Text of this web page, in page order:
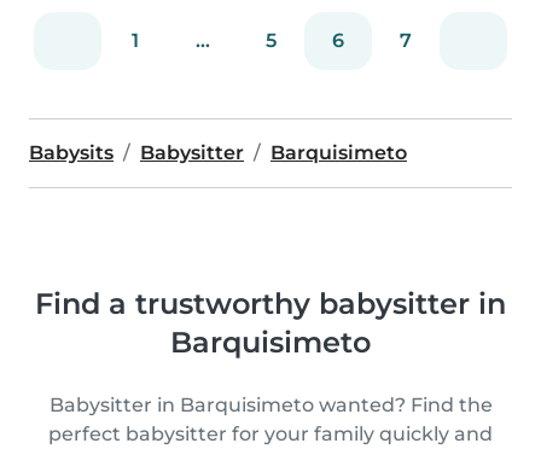
1 ... 5 6 7
Babysits Babysitter Barquisimeto
Find a trustworthy babysitter in
Barquisimeto
Babysitter in Barquisimeto wanted? Find the
perfect babysitter for your family quickly and